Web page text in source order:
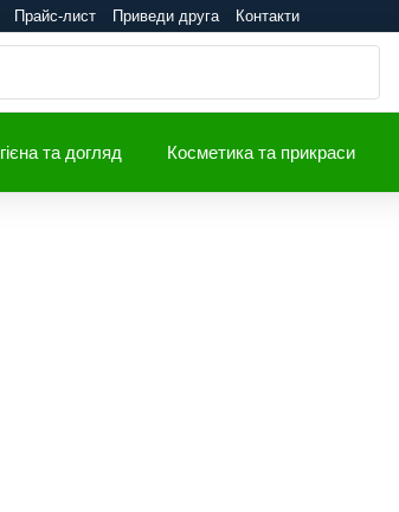
Прайс-лист Приведи друга Контакти
та догляд Косметика та прикраси